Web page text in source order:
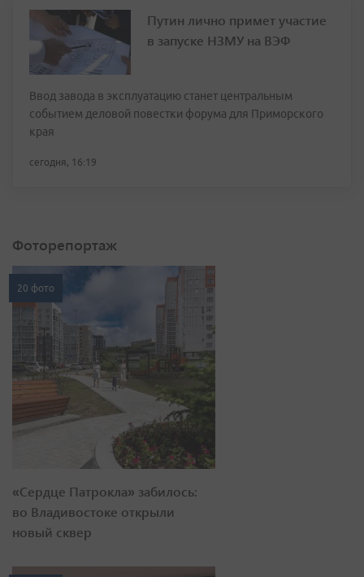
Путин лично примет участие
в запуске НЗМУ на ВЭФ
Ввод завода в эксплуатацию станет центральным
событием деловой повестки форума для Приморского
края
сегодня, 16:19
Фоторепортаж
20 фото
«Сердце Патрокла» забилось:
во Владивостоке открыли
новый сквер